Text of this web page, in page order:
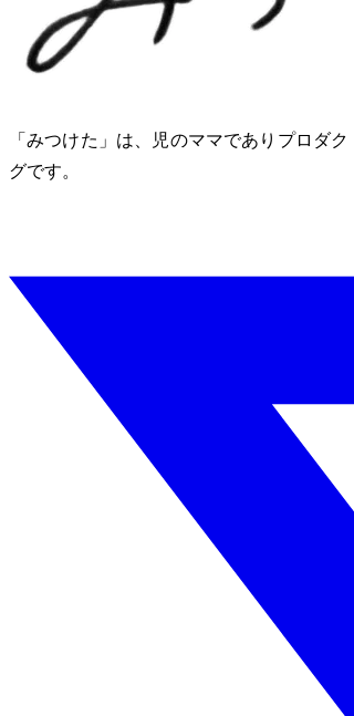
「みつけた」は、2児のママでありプロダ
グです。